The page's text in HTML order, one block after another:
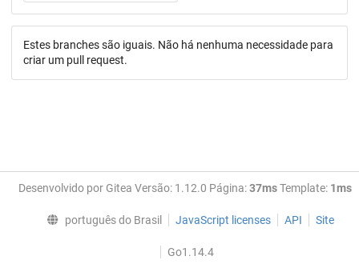
Estes branches são iguais. Não há nenhuma necessidade para
criar um pull request.
Desenvolvido por Gitea Versão: 1.12.0 Página:37msTemplate: 1ms
português do Brasil JavaScript licenses API Site
Go1.14.4